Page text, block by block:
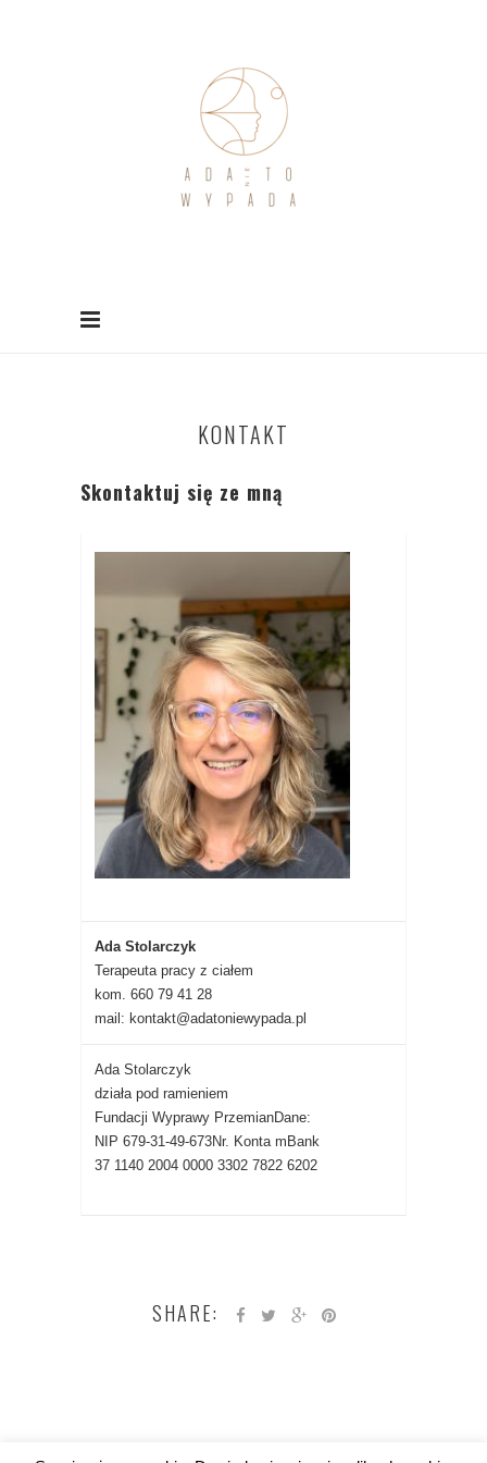
KONTAKT
Skontaktuj się ze mną
Ada Stolarczyk
Terapeuta pracy z ciałem
kom. 660 79 41 28
mail: kontakt@adatoniewypada.pl
Ada Stolarczyk
działa pod ramieniem
Fundacji Wyprawy PrzemianDane:
NIP 679-31-49-673Nr. Konta mBank
37 1140 2004 0000 3302 7822 6202
SHARE: